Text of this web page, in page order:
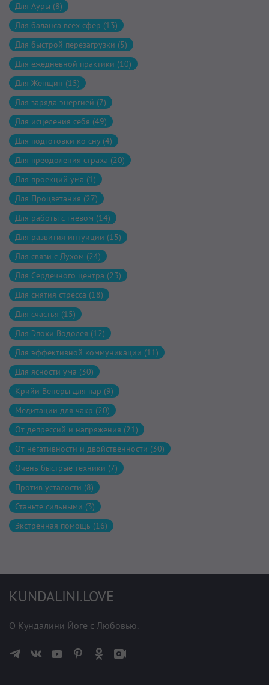
Для Ауры (8)
Для баланса всех сфер (13)
Для быстрой перезагрузки (5)
Для ежедневной практики (10)
Для Женщин (15)
Для заряда энергией (7)
Для исцеления себя (49)
Для подготовки ко сну (4)
Для преодоления страха (20)
Для проекций ума (1)
Для Процветания (27)
Для работы с гневом (14)
Для развития интуиции (15)
Для связи с Духом (24)
Для Сердечного центра (23)
Для снятия стресса (18)
Для счастья (15)
Для Эпохи Водолея (12)
Для эффективной коммуникации (11)
Для ясности ума (30)
Крийи Венеры для пар (9)
Медитации для чакр (20)
От депрессий и напряжения (21)
От негативности и двойственности (30)
Очень быстрые техники (7)
Против усталости (8)
Станьте сильными (3)
Экстренная помощь (16)
KUNDALINI.LOVE
О Кундалини Йоге с Любовью.